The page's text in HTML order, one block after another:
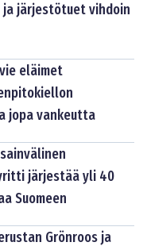
ja järjestötuet vihdoin
eläimet
jopa vankeutta
järjestää yli 40
Suomeen
Grönroos ja